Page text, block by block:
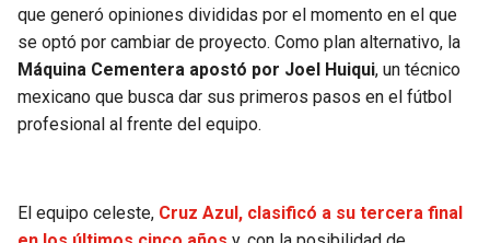
que generó opiniones divididas por el momento en el que
se optó por cambiar de proyecto. Como plan alternativo, la
Máquina Cementera apostó por Joel Huiqui, un técnico
mexicano que busca dar sus primeros pasos en el fútbol
profesional al frente del equipo.
El equipo celeste, Cruz Azul, clasificó a su tercera final